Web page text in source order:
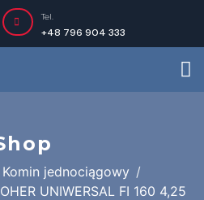
+48 796 904 333
Tel.
Komin jednociągowy
UNIWERSAL FI 160 4,25